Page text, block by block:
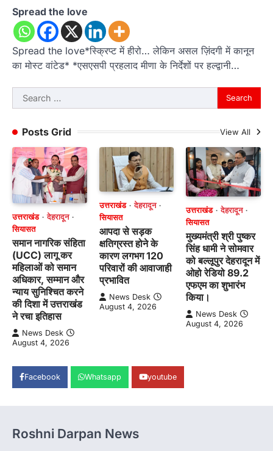
Spread the love
Spread the love*स्क्रिप्ट में हीरो… लेकिन असल ज़िंदगी में कानून
का मोस्ट वांटेड* *एसएसपी प्रहलाद मीणा के निर्देशों पर हल्द्वानी…
Search
for:
Posts Grid
View All
उत्तराखंड
देहरादून
सियासत
समान नागरिक संहिता
(UCC) लागू कर
महिलाओं को समान
अधिकार, सम्मान और
न्याय सुनिश्चित करने
की दिशा में उत्तराखंड
ने रचा इतिहास
News Desk
August 4, 2026
उत्तराखंड
देहरादून
सियासत
आपदा से सड़क
क्षतिग्रस्त होने के
कारण लगभग 120
परिवारों की आवाजाही
प्रभावित
News Desk
August 4, 2026
उत्तराखंड
देहरादून
सियासत
मुख्यमंत्री श्री पुष्कर
सिंह धामी ने सोमवार
को बल्लूपुर देहरादून में
ओहो रेडियो 89.2
एफएम का शुभारंभ
किया।
News Desk
August 4, 2026
Facebook Whatsapp youtube
Roshni Darpan News